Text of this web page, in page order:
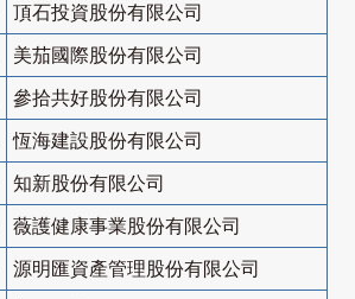
頂石投資股份有限公司
美茄國際股份有限公司
參拾共好股份有限公司
恆海建設股份有限公司
知新股份有限公司
薇護健康事業股份有限公司
源明匯資產管理股份有限公司